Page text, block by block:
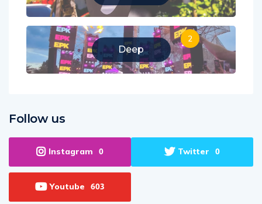
Deep
2
Follow us
Instagram 0 Twitter 0
Youtube 603